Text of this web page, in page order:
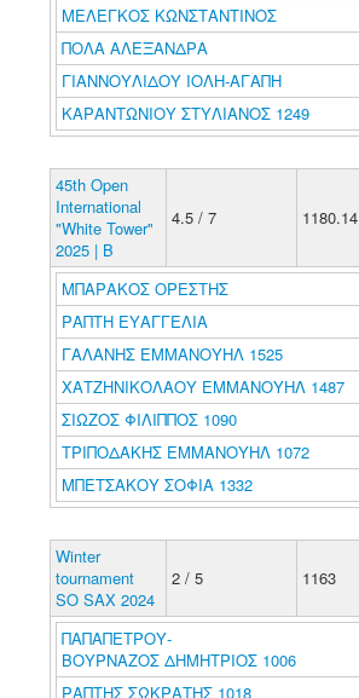
ΜΕΛΕΓΚΟΣ ΚΩΝΣΤΑΝΤΙΝΟΣ
ΠΟΛΑ ΑΛΕΞΑΝΔΡΑ
ΓΙΑΝΝΟΥΛΙΔΟΥ ΙΟΛΗ-ΑΓΑΠΗ
ΚΑΡΑΝΤΩΝΙΟΥ ΣΤΥΛΙΑΝΟΣ 1249
45th Open
International
"White Tower"
2025 | B
4.5 / 7 1180.14
ΜΠΑΡΑΚΟΣ ΟΡΕΣΤΗΣ
ΡΑΠΤΗ ΕΥΑΓΓΕΛΙΑ
ΓΑΛΑΝΗΣ ΕΜΜΑΝΟΥΗΛ 1525
ΧΑΤΖΗΝΙΚΟΛΑΟΥ ΕΜΜΑΝΟΥΗΛ 1487
ΣΙΩΖΟΣ ΦΙΛΙΠΠΟΣ 1090
ΤΡΙΠΟΔΑΚΗΣ ΕΜΜΑΝΟΥΗΛ 1072
ΜΠΕΤΣΑΚΟΥ ΣΟΦΙΑ 1332
Winter
tournament
SO SAX 2024
2 / 5 1163
ΠΑΠΑΠΕΤΡΟΥ-
ΒΟΥΡΝΑΖΟΣ ΔΗΜΗΤΡΙΟΣ 1006
ΡΑΠΤΗΣ ΣΩΚΡΑΤΗΣ 1018